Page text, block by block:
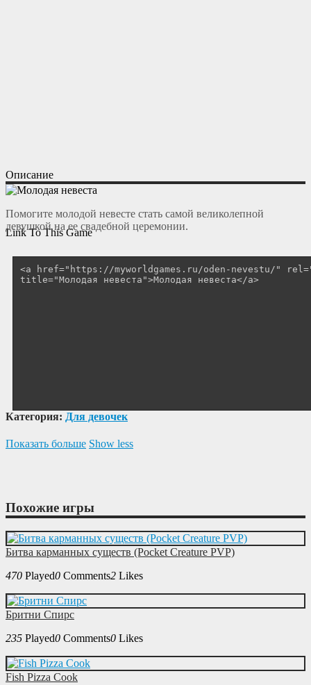
Link To This Game
Описание
Помогите молодой невесте стать самой великолепной
девушкой на ее свадебной церемонии.
Категория: Для девочек
Показать больше Show less
Похожие игры
Битва карманных существ (Pocket Creature PVP)
470 Played0 Comments2 Likes
Бритни Спирс
235 Played0 Comments0 Likes
Fish Pizza Cook